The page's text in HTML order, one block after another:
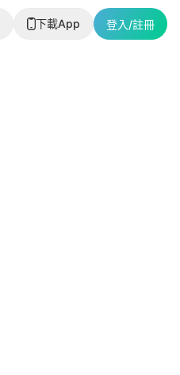
下載App 登入/註冊